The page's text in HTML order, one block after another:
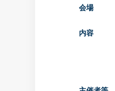
会場
内容